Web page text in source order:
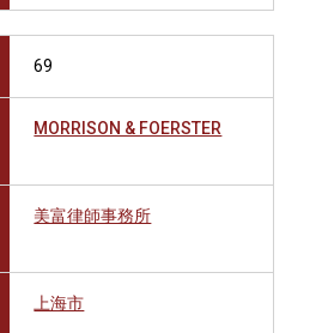
69
MORRISON & FOERSTER
美富律師事務所
上海市